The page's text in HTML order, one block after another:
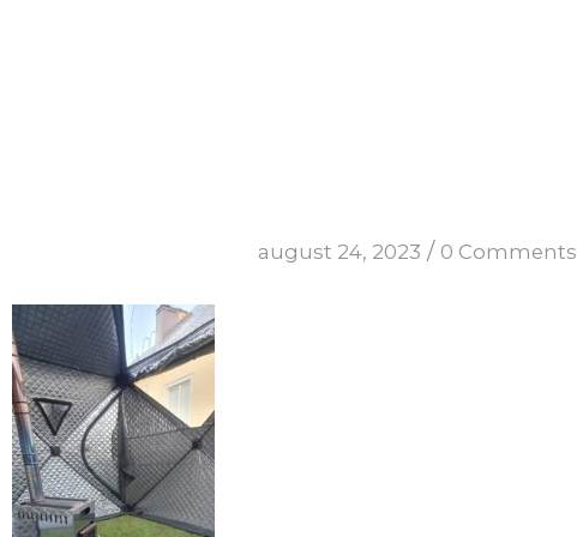
august 24, 2023 / 0 Comments